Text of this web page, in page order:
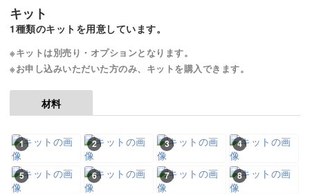
キット
1種類のキットを用意しています。
※キットは別売り・オプションとなります。
※お申し込みいただいた方のみ、キットを購入できます。
材料
1 2 3 4
5 6 7 8